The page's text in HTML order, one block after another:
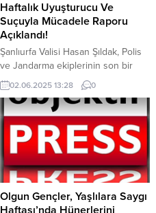
Haftalık Uyuşturucu Ve
Suçuyla Mücadele Raporu
Açıklandı!
Şanlıurfa Valisi Hasan Şıldak, Polis
ve Jandarma ekiplerinin son bir
haftada uyuşturucu ile mücadele
verileri açıklandı. Şıldak, Polis ve
Jandarma ekiplerinin son bir
haftada uyuşturucu ile mücadele
verileri açıklandı. Son bir haftada
yapılan çalışmalar neticesinde; 29
Adet Kenevir, 998 Gram Esrar, 3 Kg
379 gram Metamfetamin, 433 Gram
02.06.2025 13:28 0
Olgun Gençler, Yaşlılara Saygı
Haftası’nda Hünerlerini